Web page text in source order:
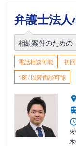
弁護士法
相続案件のための
電話相談可能 初
18時以降面談可能
火
木